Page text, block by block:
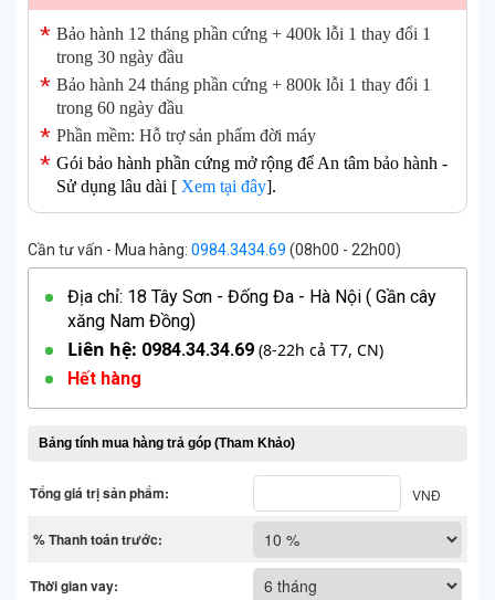
Bảo hành 12 tháng phần cứng + 400k lỗi 1 thay đổi 1
trong 30 ngày đầu
Bảo hành 24 tháng phần cứng + 800k lỗi 1 thay đổi 1
trong 60 ngày đầu
Phần mềm: Hỗ trợ sản phẩm đời máy
Gói bảo hành phần cứng mở rộng để An tâm bảo hành -
Sử dụng lâu dài [ Xem tại đây].
Cần tư vấn - Mua hàng: 0984.3434.69 (08h00 - 22h00)
Địa chỉ: 18 Tây Sơn - Đống Đa - Hà Nội ( Gần cây
xăng Nam Đồng)
Liên hệ: 0984.34.34.69 (8-22h cả T7, CN)
Hết hàng